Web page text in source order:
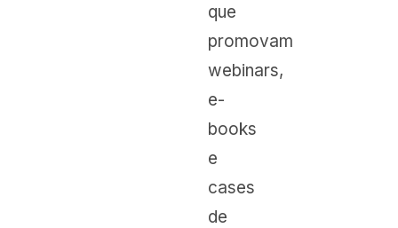
que
promovam
webinars,
e-
books
e
cases
de